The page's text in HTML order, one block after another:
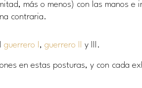
más o menos) con las manos
contraria.
guerrero I , guerrero II y III.
en estas posturas, y con cada